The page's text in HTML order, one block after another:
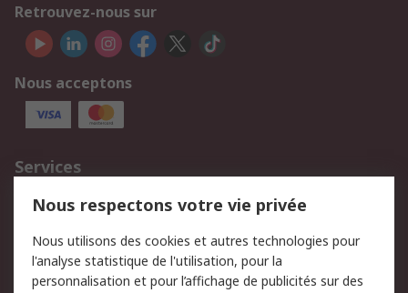
Retrouvez-nous sur
Nous acceptons
Services
750.000 produits
2.500 marques
Retours
Support technique
Track & trace
Nous respectons votre vie privée
Nous utilisons des cookies et autres technologies pour
l'analyse statistique de l'utilisation, pour la
personnalisation et pour l’affichage de publicités sur des